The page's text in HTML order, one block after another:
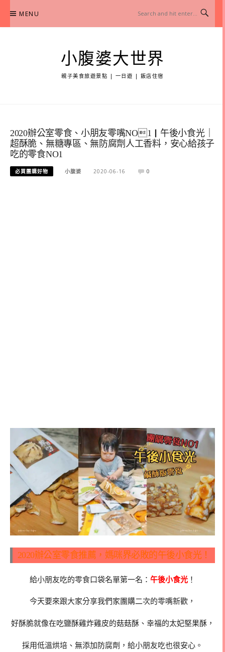
content
MENU
小腹婆大世界
親子美食旅遊景點 | 一日遊 | 飯店住宿
2020辦公室零食、小朋友零嘴NO1｜午後小食光｜
超酥脆、無糖專區、無防腐劑人工香料，安心給孩子
吃的零食NO1
必買團購好物 小腹婆 2020-06-16 0
2020辦公室零食推薦，媽咪界必敗的午後小食光！
給小朋友吃的零食口袋名單第一名： 午後小食光 ！
今天要來跟大家分享我們家團購二次的零嘴新歡，
好酥脆就像在吃鹽酥雞炸雞皮的菇菇酥、幸福的太妃堅果酥，
採用低溫烘培、無添加防腐劑，給小朋友吃也很安心。